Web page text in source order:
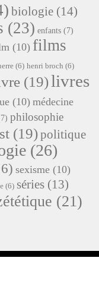
biologie (14)
(23) enfants (7)
(10) films
(6) henri broch (6)
(19)livres
(10) médecine
philosophie
(19)politique
(26)
sexisme (10)
(6) séries (13)
(21)